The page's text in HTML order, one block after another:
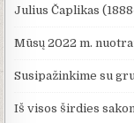
Julius Čaplikas
Mūsų 2022 m.
Susipažinkime su
Iš visos širdies